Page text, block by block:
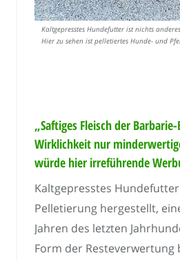
Kaltgepresstes Hundefutter ist nichts
Hier zu sehen ist pelletiertes Hunde- und
„Saftiges Fleisch der
Wirklichkeit nur
würde hier irreführende
Kaltgepresstes
Pelletierung hergestellt,
Jahren des letzten
Form der Resteverwertung